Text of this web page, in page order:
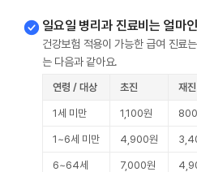
일요일 병리과 진료비는 얼마
건강보험 적용이 가능한 급여 진료
는 다음과 같아요.
연령 / 대상 초진 재진
1세 미만 1,100원
1~6세 미만 4,900원
6~64세 7,000원